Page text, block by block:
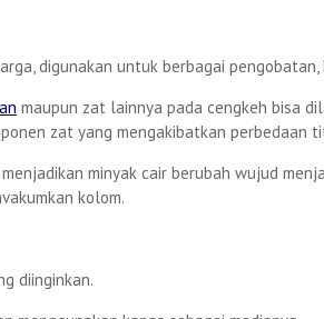
digunakan untuk berbagai
maupun zat lainnya pada cengkeh bisa
zat yang mengakibatkan perbedaan
minyak cair berubah wujud
kolom.
diinginkan.